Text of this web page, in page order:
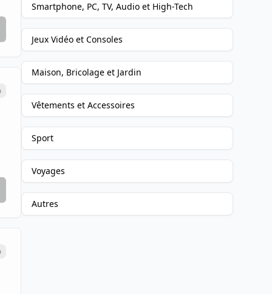
Smartphone, PC, TV, Audio et High-Tech
Jeux Vidéo et Consoles
Maison, Bricolage et Jardin
Vêtements et Accessoires
Sport
Voyages
Autres